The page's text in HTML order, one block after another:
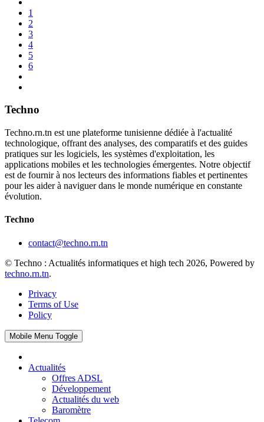
1
2
3
4
5
6
Techno
Techno.rn.tn est une plateforme tunisienne dédiée à l'actualité
technologique, offrant des analyses, des comparatifs et des guides
pratiques sur les logiciels, les systèmes d'exploitation, les
applications mobiles et les technologies émergentes. Notre objectif
est de fournir à nos lecteurs des informations fiables et pertinentes
pour les aider à naviguer dans le monde numérique en constante
évolution.
Techno
contact@techno.rn.tn
© Techno : Actualités informatiques et high tech 2026, Powered by
techno.rn.tn.
Privacy
Terms of Use
Policy
Mobile Menu Toggle
Actualités
Offres ADSL
Développement
Actualités du web
Baromètre